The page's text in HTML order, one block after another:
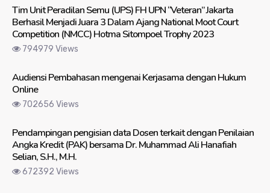
Tim Unit Peradilan Semu (UPS) FH UPN “Veteran” Jakarta
Berhasil Menjadi Juara 3 Dalam Ajang National Moot Court
Competition (NMCC) Hotma Sitompoel Trophy 2023
794979 Views
Audiensi Pembahasan mengenai Kerjasama dengan Hukum
Online
702656 Views
Pendampingan pengisian data Dosen terkait dengan Penilaian
Angka Kredit (PAK) bersama Dr. Muhammad Ali Hanafiah
Selian, S.H., M.H.
672392 Views